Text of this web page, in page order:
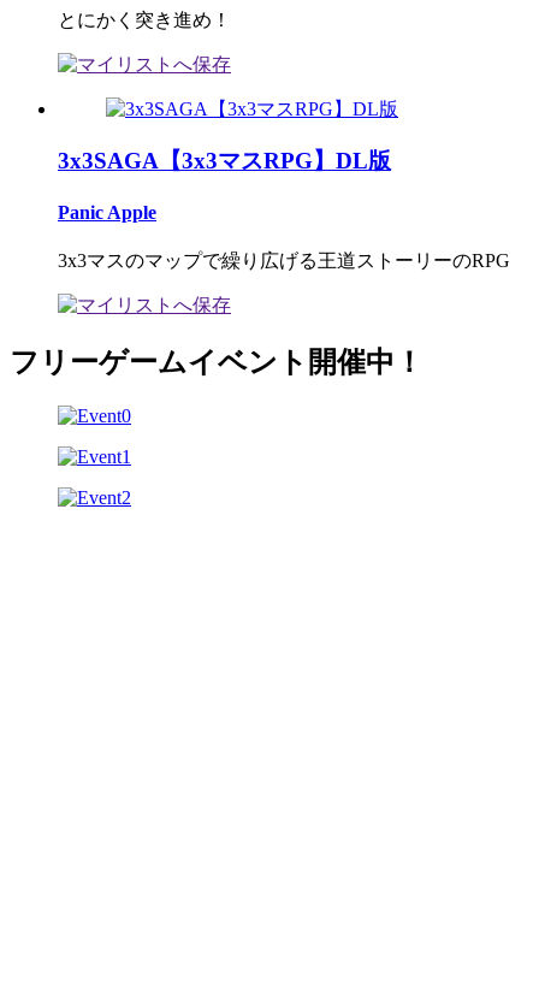
とにかく突き進め！
3x3SAGA【3x3マスRPG】DL版
Panic Apple
3x3マスのマップで繰り広げる王道ストーリーのRPG
フリーゲームイベント開催中！